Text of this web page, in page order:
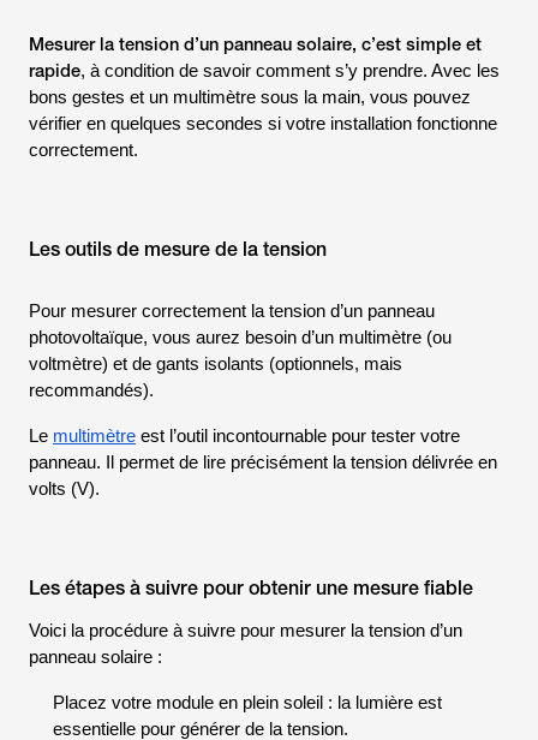
Mesurer la tension d’un panneau solaire, c’est simple et
rapide, à condition de savoir comment s’y prendre. Avec les
bons gestes et un multimètre sous la main, vous pouvez
vérifier en quelques secondes si votre installation fonctionne
correctement.
Les outils de mesure de la tension
Pour mesurer correctement la tension d’un panneau
photovoltaïque, vous aurez besoin d’un multimètre (ou
voltmètre) et de gants isolants (optionnels, mais
recommandés).
Le multimètre est l’outil incontournable pour tester votre
panneau. Il permet de lire précisément la tension délivrée en
volts (V).
Les étapes à suivre pour obtenir une mesure fiable
Voici la procédure à suivre pour mesurer la tension d’un
panneau solaire :
Placez votre module en plein soleil : la lumière est
essentielle pour générer de la tension.